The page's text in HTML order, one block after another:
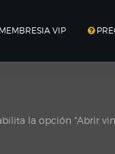
VIP
la opción "Abrir